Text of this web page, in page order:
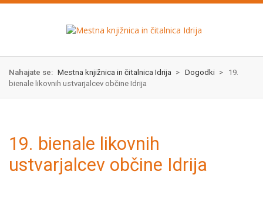
Skok
izjava
Nahajate se: Mestna knjižnica in čitalnica Idrija > Dogodki >
19.
bienale likovnih ustvarjalcev občine Idrija
19. bienale likovnih
ustvarjalcev občine Idrija